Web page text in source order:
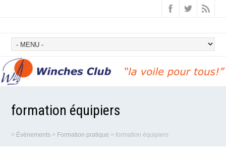
formation équipiers
> Évènements > Formation pratique >formation équipiers